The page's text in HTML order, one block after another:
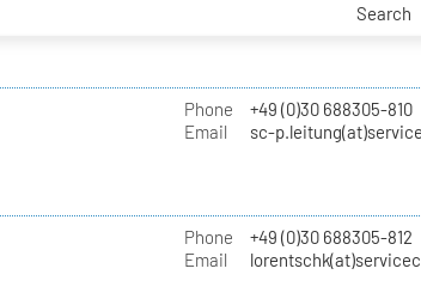
Search
Phone
+49 (0)30 688305-810
Email
sc-
Phone
+49 (0)30 688305-812
Email